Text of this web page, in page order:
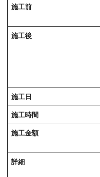
施工前
施工後
施工日
施工時間
施工金額
詳細